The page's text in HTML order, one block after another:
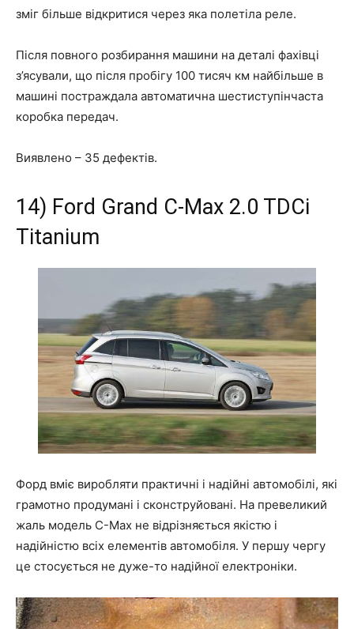
зміг більше відкритися через яка полетіла реле.
Після повного розбирання машини на деталі фахівці
з’ясували, що після пробігу 100 тисяч км найбільше в
машині постраждала автоматична шестиступінчаста
коробка передач.
Виявлено – 35 дефектів.
14) Ford Grand C-Max 2.0 TDCi
Titanium
Форд вміє виробляти практичні і надійні автомобілі, які
грамотно продумані і сконструйовані. На превеликий
жаль модель C-Max не відрізняється якістю і
надійністю всіх елементів автомобіля. У першу чергу
це стосується не дуже-то надійної електроніки.